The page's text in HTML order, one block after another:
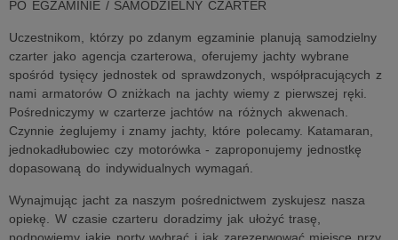
PO EGZAMINIE / SAMODZIELNY CZARTER
Uczestnikom, którzy po zdanym egzaminie planują samodzielny
czarter jako agencja czarterowa, oferujemy jachty wybrane
spośród tysięcy jednostek od sprawdzonych, współpracujących z
nami armatorów O zniżkach na jachty wiemy z pierwszej ręki.
Pośredniczymy w czarterze jachtów na różnych akwenach.
Czynnie żeglujemy i znamy jachty, które polecamy. Katamaran,
jednokadłubowiec czy motorówka - zaproponujemy jednostkę
dopasowaną do indywidualnych wymagań.
Wynajmując jacht za naszym pośrednictwem zyskujesz nasza
opiekę. W czasie czarteru doradzimy jak ułożyć trasę,